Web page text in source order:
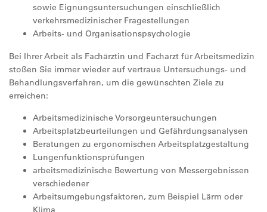
sowie Eignungsuntersuchungen einschließlich
verkehrsmedizinischer Fragestellungen
Arbeits- und Organisationspsychologie
Bei Ihrer Arbeit als Fachärztin und Facharzt für Arbeitsmedizin
stoßen Sie immer wieder auf vertraue Untersuchungs- und
Behandlungsverfahren, um die gewünschten Ziele zu
erreichen:
Arbeitsmedizinische Vorsorgeuntersuchungen
Arbeitsplatzbeurteilungen und Gefährdungsanalysen
Beratungen zu ergonomischen Arbeitsplatzgestaltung
Lungenfunktionsprüfungen
arbeitsmedizinische Bewertung von Messergebnissen
verschiedener
Arbeitsumgebungsfaktoren, zum Beispiel Lärm oder
Klima